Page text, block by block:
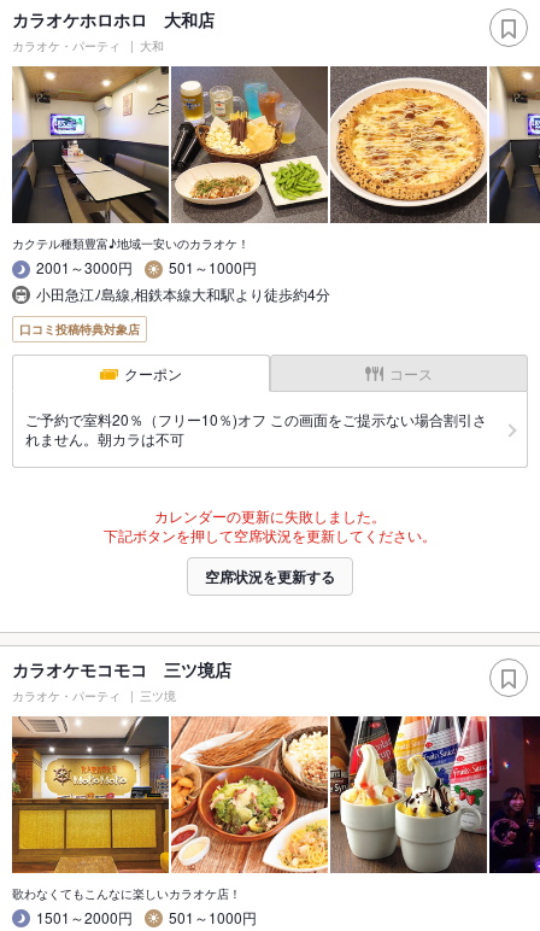
カラオケホロホロ 大和店
カラオケ・パーティ 大和
カクテル種類豊富♪地域一安いのカラオケ！
2001～3000円
501～1000円
小田急江ﾉ島線,相鉄本線大和駅より徒歩約4分
口コミ投稿特典対象店
クーポン コース
ご予約で室料20％（フリー10％)オフ この画面をご提示ない場合割引さ
れません。朝カラは不可
カレンダーの更新に失敗しました。
下記ボタンを押して空席状況を更新してください。
空席状況を更新する
カラオケモコモコ 三ツ境店
カラオケ・パーティ 三ツ境
歌わなくてもこんなに楽しいカラオケ店！
1501～2000円
501～1000円